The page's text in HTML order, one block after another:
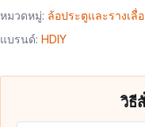
หมวดหมู่: ล้อประตูและรางเลื่
แบรนด์: HDIY
วิธี